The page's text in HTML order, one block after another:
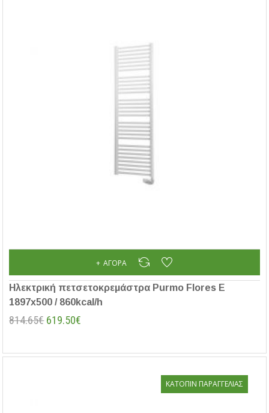
Ηλεκτρική πετσετοκρεμάστρα Purmo Flores E
1897x500 / 860kcal/h
814.65€ 619.50€
ΑΓΟΡΆ
ΚΑΤΌΠΙΝ ΠΑΡΑΓΓΕΛΊΑΣ